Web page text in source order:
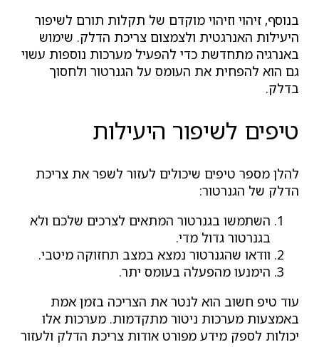
בנוסף, זיהוי וזיהוי מוקדם של תקלות תורם לשיפור
היעילות האנרגטית ולצמצום צריכת הדלק. שימוש
באנרגיה מתחדשת כדי להפעיל מערכות נוספות עשוי
גם הוא להפחית את העומס על הגנרטור ולחסוך
בדלק.
טיפים לשיפור היעילות
להלן מספר טיפים שיכולים לעזור לשפר את צריכת
הדלק של הגנרטור:
השתמשו בגנרטור המתאים לצרכים שלכם ולא
בגנרטור גדול מדי.
וודאו שהגנרטור נמצא במצב תחזוקה מיטבי.
הימנעו מהפעלה בעומס יתר.
עוד טיפ חשוב הוא לנטר את הצריכה בזמן אמת
באמצעות מערכות ניטור מתקדמות. מערכות אלו
יכולות לספק מידע מפורט אודות צריכת הדלק ולעזור